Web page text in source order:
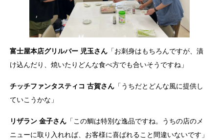
富士屋本店グリルバー 児玉さん 「お刺身はもちろんですが、漬
け込んだり、焼いたりどんな食べ方でも合いそうですね」
チッチファンタスティコ 古賀さん 「うちだとどんな風に提供し
ていこうかな」
リザラン 金子さん 「この鯛は特別な逸品ですね。うちの店のメ
ニューに取り入れれば、お客様に喜ばれること間違いないです」